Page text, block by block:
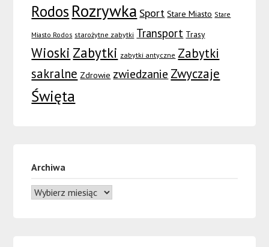
Rodos Rozrywka Sport Stare Miasto Stare
Miasto Rodos starożytne zabytki Transport Trasy
Wioski Zabytki zabytki antyczne Zabytki
sakralne Zdrowie zwiedzanie Zwyczaje
Święta
Archiwa